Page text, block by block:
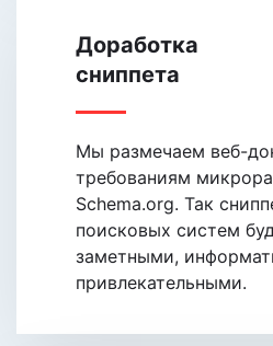
Доработка
сниппета
Мы размечаем веб-
требованиям
Schema.org. Так
поисковых систем
заметными,
привлекательными.